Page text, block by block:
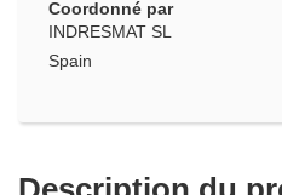
Coordonné par
INDRESMAT SL
Spain